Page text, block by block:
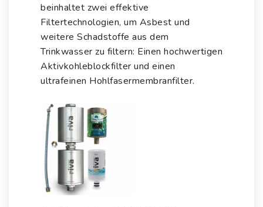
beinhaltet zwei effektive
Filtertechnologien, um Asbest und
weitere Schadstoffe aus dem
Trinkwasser zu filtern: Einen hochwertigen
Aktivkohleblockfilter und einen
ultrafeinen Hohlfasermembranfilter.